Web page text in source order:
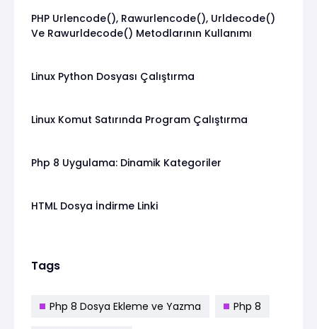
PHP Urlencode(), Rawurlencode(), Urldecode()
Ve Rawurldecode() Metodlarının Kullanımı
Linux Python Dosyası Çalıştırma
Linux Komut Satırında Program Çalıştırma
Php 8 Uygulama: Dinamik Kategoriler
HTML Dosya İndirme Linki
Tags
Php 8 Dosya Ekleme ve Yazma Php 8